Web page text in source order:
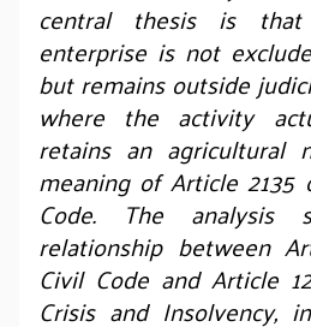
central thesis is
enterprise is not
but remains outside
where the activity
retains an agricultural
meaning of Article
Code. The
relationship between
Civil Code and Article
Crisis and Insolvency,